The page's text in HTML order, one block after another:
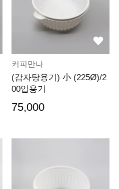
커피만나
(감자탕용기) 小 (225Ø)/2
00입용기
75,000